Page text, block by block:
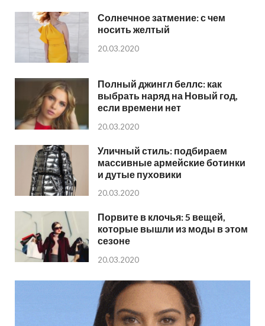
Солнечное затмение: с чем
носить желтый
20.03.2020
Полный джингл беллс: как
выбрать наряд на Новый год,
если времени нет
20.03.2020
Уличный стиль: подбираем
массивные армейские ботинки
и дутые пуховики
20.03.2020
Порвите в клочья: 5 вещей,
которые вышли из моды в этом
сезоне
20.03.2020